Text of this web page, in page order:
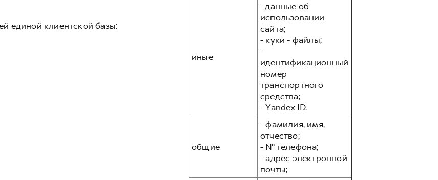
единой клиентской базы:
иные
- данные об
использовании
сайта;
- куки - файлы;
-
идентификационный
номер
транспортного
средства;
- Yandex ID.
общие
- фамилия, имя,
отчество;
- № телефона;
- адрес электронной
почты;